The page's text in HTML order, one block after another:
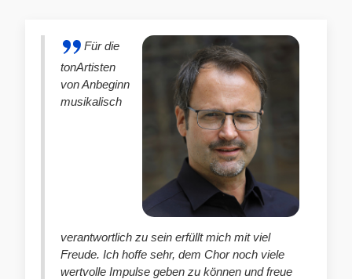
Für die
tonArtisten
von Anbeginn
musikalisch
verantwortlich zu sein erfüllt mich mit viel
Freude. Ich hoffe sehr, dem Chor noch viele
wertvolle Impulse geben zu können und freue